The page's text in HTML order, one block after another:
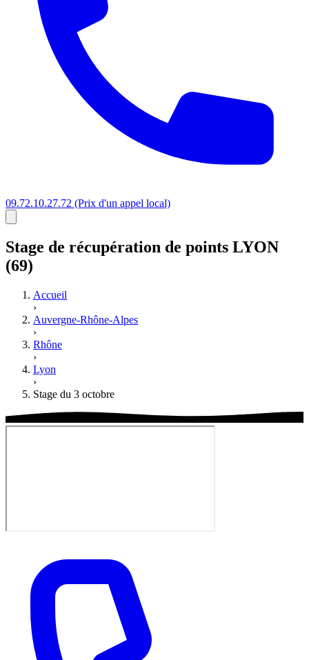
09.72.10.27.72 (Prix d'un appel local)
Stage de récupération de points LYON
(69)
Accueil
›
Auvergne-Rhône-Alpes
›
Rhône
›
Lyon
›
Stage du 3 octobre